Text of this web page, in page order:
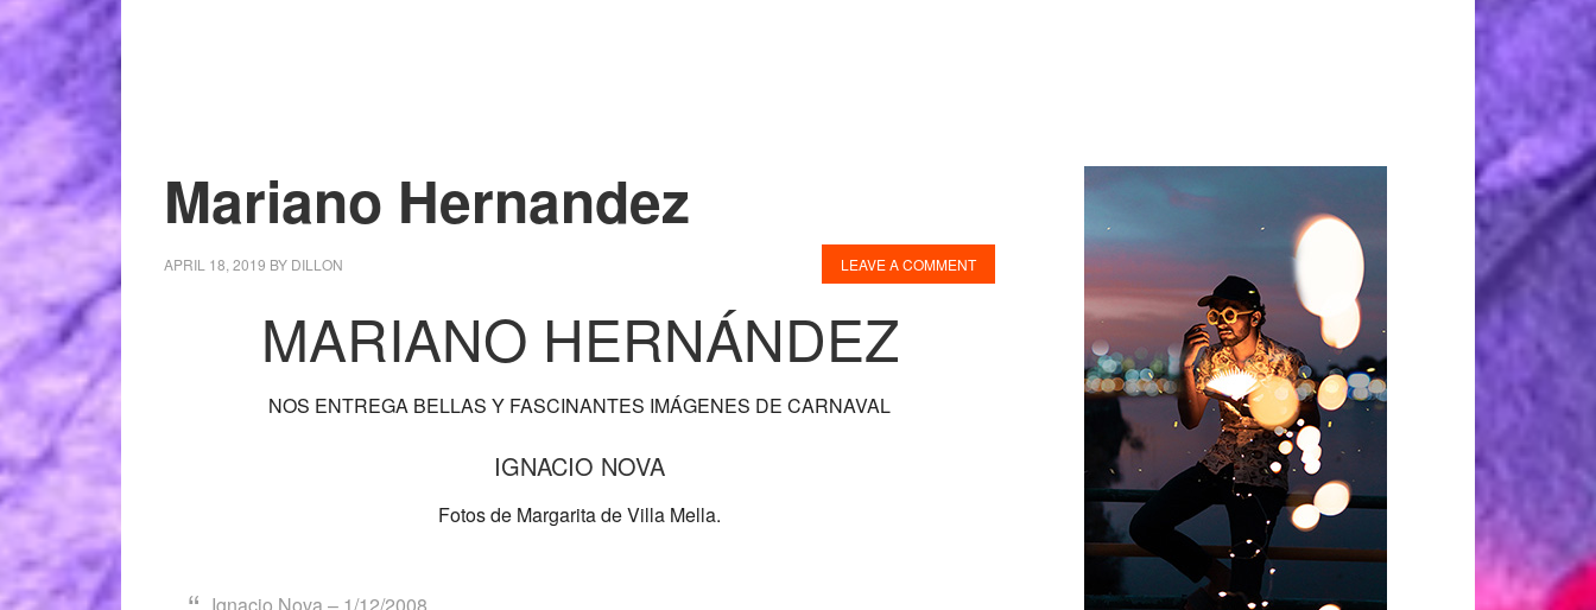
Mariano Hernandez
APRIL 18, 2019 BY DILLON LEAVE A COMMENT
MARIANO HERNÁNDEZ
NOS ENTREGA BELLAS Y FASCINANTES IMÁGENES DE CARNAVAL
IGNACIO NOVA
Fotos de Margarita de Villa Mella.
Primary
Sidebar